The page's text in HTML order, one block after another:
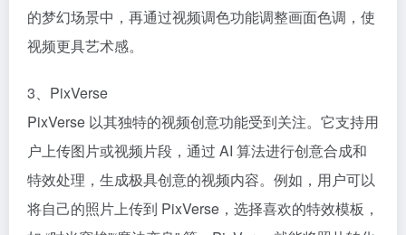
的梦幻场景中，再通过视频调色功能调整画面色调，使
视频更具艺术感。​
3、PixVerse​
PixVerse 以其独特的视频创意功能受到关注。它支持用
户上传图片或视频片段，通过 AI 算法进行创意合成和
特效处理，生成极具创意的视频内容。例如，用户可以
将自己的照片上传到 PixVerse，选择喜欢的特效模板，